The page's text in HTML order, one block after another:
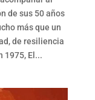
de sus 50 años
más que un
de resiliencia
1975, El...